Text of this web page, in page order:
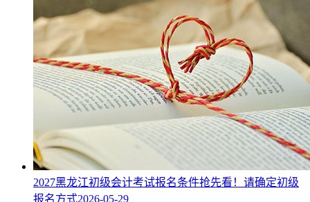
2027黑龙江初级会计考试报名条件抢先看！请确定初级
报名方式2026-05-29